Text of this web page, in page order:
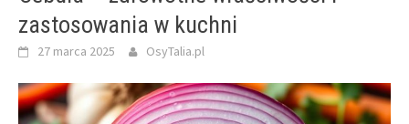
zastosowania w kuchni
27 marca 2025 OsyTalia.pl